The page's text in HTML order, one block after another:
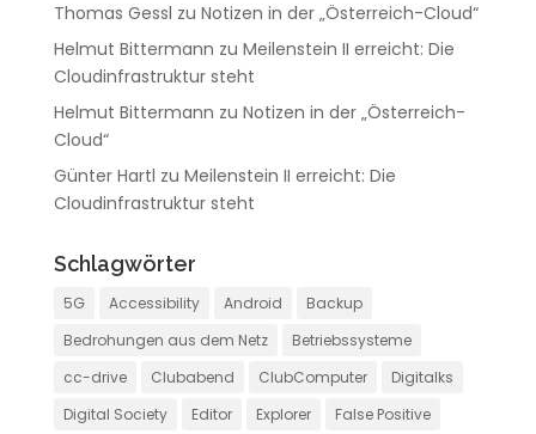
Thomas Gessl zu Notizen in der „Österreich-Cloud“
Helmut Bittermann zu Meilenstein II erreicht: Die
Cloudinfrastruktur steht
Helmut Bittermann zu Notizen in der „Österreich-
Cloud“
Günter Hartl zu Meilenstein II erreicht: Die
Cloudinfrastruktur steht
Schlagwörter
5G Accessibility Android
Backup
Bedrohungen aus dem Netz
Betriebssysteme
cc-drive
Clubabend ClubComputer
Digitalks
Digital Society
Editor Explorer
False Positive